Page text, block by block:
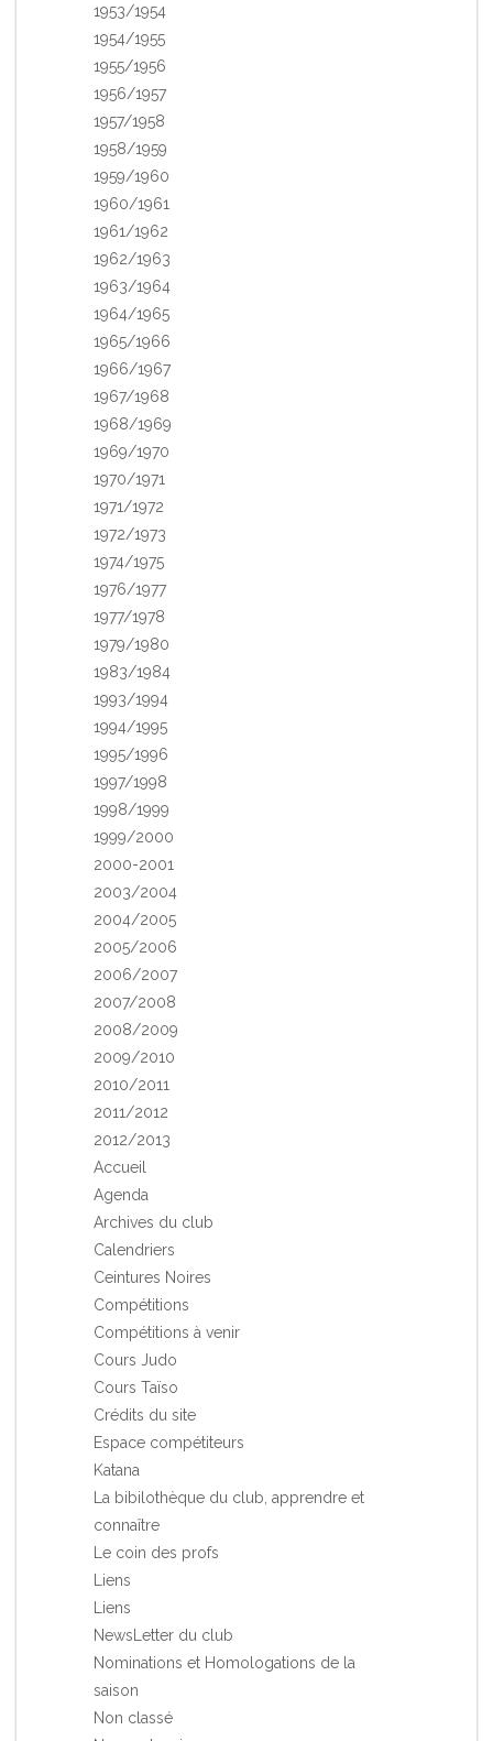
1953/1954
1954/1955
1955/1956
1956/1957
1957/1958
1958/1959
1959/1960
1960/1961
1961/1962
1962/1963
1963/1964
1964/1965
1965/1966
1966/1967
1967/1968
1968/1969
1969/1970
1970/1971
1971/1972
1972/1973
1974/1975
1976/1977
1977/1978
1979/1980
1983/1984
1993/1994
1994/1995
1995/1996
1997/1998
1998/1999
1999/2000
2000-2001
2003/2004
2004/2005
2005/2006
2006/2007
2007/2008
2008/2009
2009/2010
2010/2011
2011/2012
2012/2013
Accueil
Agenda
Archives du club
Calendriers
Ceintures Noires
Compétitions
Compétitions à venir
Cours Judo
Cours Taïso
Crédits du site
Espace compétiteurs
Katana
La bibilothèque du club, apprendre et
connaître
Le coin des profs
Liens
Liens
NewsLetter du club
Nominations et Homologations de la
saison
Non classé